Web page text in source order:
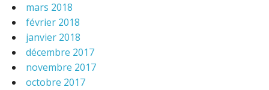
mars 2018
février 2018
janvier 2018
décembre 2017
novembre 2017
octobre 2017